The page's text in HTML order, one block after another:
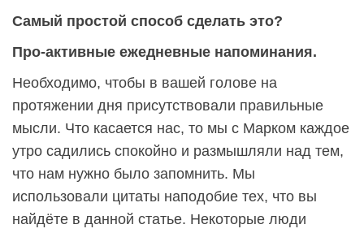
Самый простой способ сделать это?
Про-активные ежедневные напоминания.
Необходимо, чтобы в вашей голове на
протяжении дня присутствовали правильные
мысли. Что касается нас, то мы с Марком каждое
утро садились спокойно и размышляли над тем,
что нам нужно было запомнить. Мы
использовали цитаты наподобие тех, что вы
найдёте в данной статье. Некоторые люди